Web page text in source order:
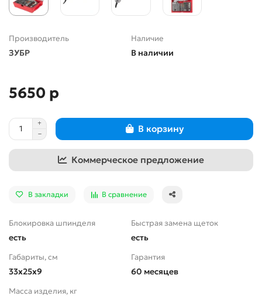
Производитель
ЗУБР
Наличие
В наличии
5650 р
В корзину
Коммерческое предложение
В закладки В сравнение
Блокировка шпинделя
есть
Быстрая замена щеток
есть
Габариты, см
33x25x9
Гарантия
60 месяцев
Масса изделия, кг